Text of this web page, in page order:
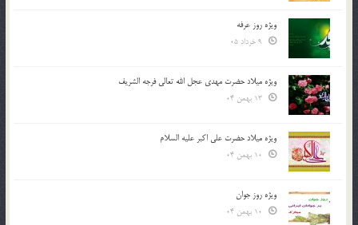
ویژه روز عرفه
ویژه میلاد حضرت مهدی عجل الله تعالی فرجه الشريف
ویژه میلاد حضرت علی اکبر علیه السلام
ویژه روز جوان